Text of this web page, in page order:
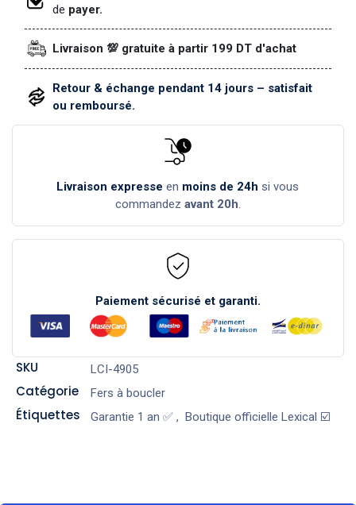
de payer.
Livraison 💯 gratuite à partir 199 DT d'achat
Retour & échange pendant 14 jours – satisfait
ou remboursé.
Livraison expresse en moins de 24h si vous
commandez avant 20h.
Paiement sécurisé et garanti.
SKU LCI-4905
Catégorie Fers à boucler
Étiquettes Garantie 1 an ✅, Boutique officielle Lexical ☑️